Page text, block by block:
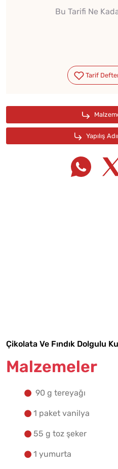
Bu Tarifi Ne
Çikolata Ve Fındık Dolgulu
Malzemeler
90 g tereyağı
1 paket vanilya
55 g toz şeker
1 yumurta